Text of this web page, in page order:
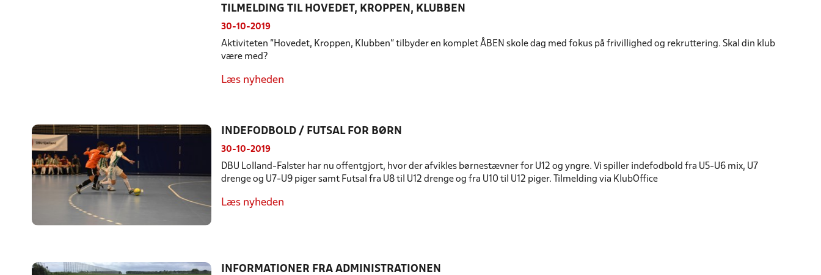
TILMELDING TIL HOVEDET, KROPPEN, KLUBBEN
30-10-2019
Aktiviteten "Hovedet, Kroppen, Klubben" tilbyder en komplet ÅBEN skole dag med fokus på frivillighed og rekruttering. Skal din klub
være med?
Læs nyheden
INDEFODBOLD / FUTSAL FOR BØRN
30-10-2019
DBU Lolland-Falster har nu offentgjort, hvor der afvikles børnestævner for U12 og yngre. Vi spiller indefodbold fra U5-U6 mix, U7
drenge og U7-U9 piger samt Futsal fra U8 til U12 drenge og fra U10 til U12 piger. Tilmelding via KlubOffice
Læs nyheden
INFORMATIONER FRA ADMINISTRATIONEN